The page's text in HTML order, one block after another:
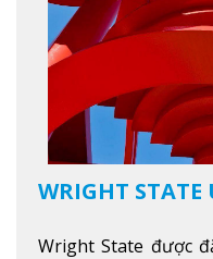
WRIGHT STATE
Wright State được